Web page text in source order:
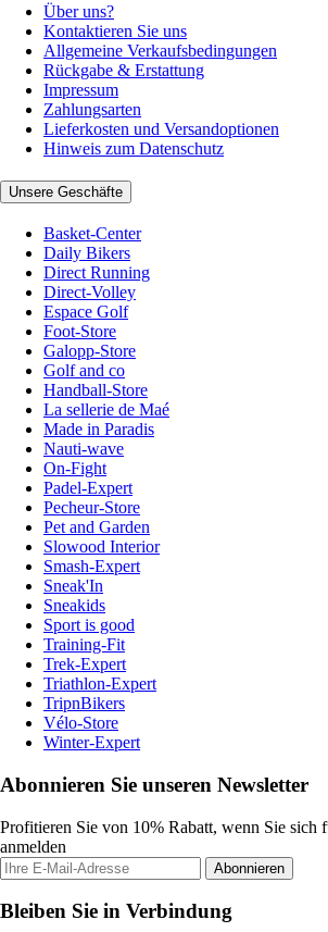
Über uns?
Kontaktieren Sie uns
Allgemeine Verkaufsbedingungen
Rückgabe & Erstattung
Impressum
Zahlungsarten
Lieferkosten und Versandoptionen
Hinweis zum Datenschutz
Unsere Geschäfte
Basket-Center
Daily Bikers
Direct Running
Direct-Volley
Espace Golf
Foot-Store
Galopp-Store
Golf and co
Handball-Store
La sellerie de Maé
Made in Paradis
Nauti-wave
On-Fight
Padel-Expert
Pecheur-Store
Pet and Garden
Slowood Interior
Smash-Expert
Sneak'In
Sneakids
Sport is good
Training-Fit
Trek-Expert
Triathlon-Expert
TripnBikers
Vélo-Store
Winter-Expert
Abonnieren Sie unseren Newsletter
Profitieren Sie von 10% Rabatt, wenn Sie sich
anmelden
Abonnieren
Bleiben Sie in Verbindung